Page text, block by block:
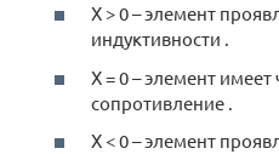
X > 0 – элемент
индуктивности .
X = 0 – элемент
сопротивление .
X < 0 – элемент